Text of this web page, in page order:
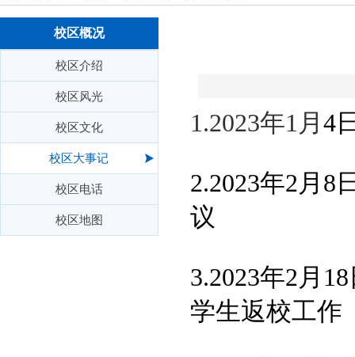
校区概况
校区介绍
校区风光
校区文化
校区大事记
校区电话
校区地图
1.2023年1月 4
2.2023年2月8
议
3.2023年2月
学生返校工作